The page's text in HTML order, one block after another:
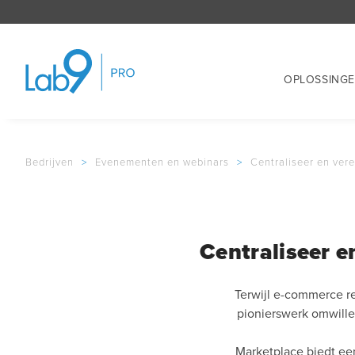
Bedrijven > Evenementen en webinars > Centraliseer en
Centraliseer
Terwijl e-commerce
pionierswerk
Marketplace biedt